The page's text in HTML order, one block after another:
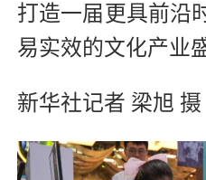
打造一届更具前沿
易实效的文化产业
新华社记者 梁旭 摄